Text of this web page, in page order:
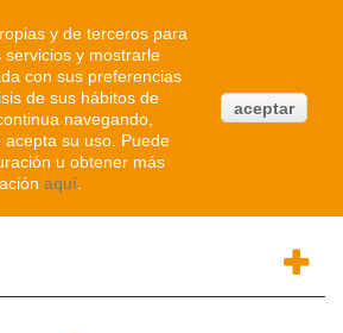
Atendemos WhatsApp
91 214 1542
y de terceros para
y mostrarle
con sus preferencias
de sus hábitos de
navegando,
su uso. Puede
u obtener más
aquí.
aceptar